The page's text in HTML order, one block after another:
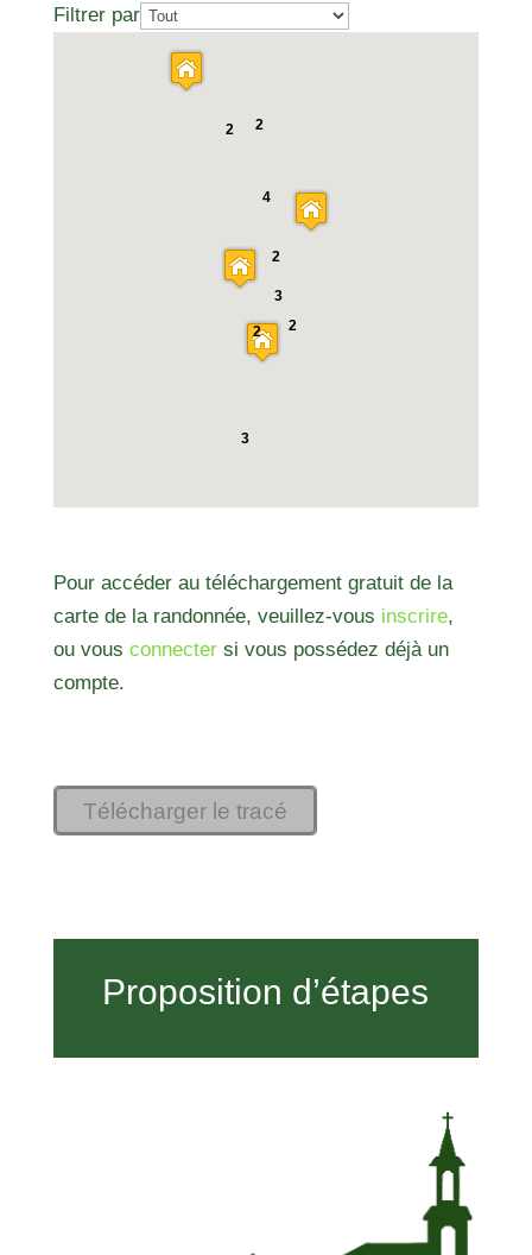
Filtrer par
2 2
4
2
3
2 2
3
Pour accéder au téléchargement gratuit de la
carte de la randonnée, veuillez-vous inscrire,
ou vous connectersi vous possédez déjà un
compte.
Télécharger le tracé
Proposition d’étapes